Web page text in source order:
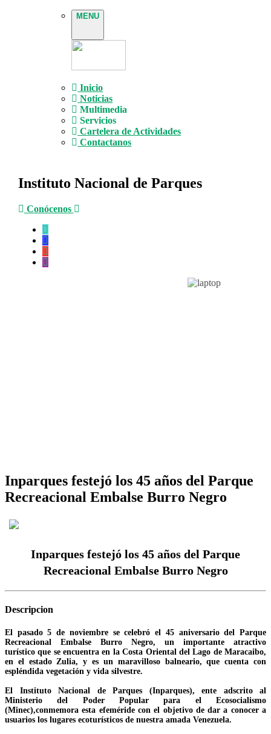
MENU
Inicio
Noticias
Multimedia
Servicios
Cartelera de Actividades
Contactanos
Instituto Nacional de Parques
Conócenos
Inparques festejó los 45 años del Parque
Recreacional Embalse Burro Negro
Inparques festejó los 45 años del Parque
Recreacional Embalse Burro Negro
Descripcion
El pasado 5 de noviembre se celebró el 45 aniversario del Parque
Recreacional Embalse Burro Negro, un importante atractivo
turístico que se encuentra en la Costa Oriental del Lago de Maracaibo,
en el estado Zulia, y es un maravilloso balneario, que cuenta con
espléndida vegetación y vida silvestre.
El Instituto Nacional de Parques (Inparques), ente adscrito al
Ministerio del Poder Popular para el Ecosocialismo
(Minec),conmemora esta efeméride con el objetivo de dar a conocer a
usuarios los lugares ecoturísticos de nuestra amada Venezuela.